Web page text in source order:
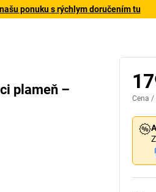
ponuku s rýchlym doručením tu
plameň –
prívod kyslíka sa preruší,
Cena /